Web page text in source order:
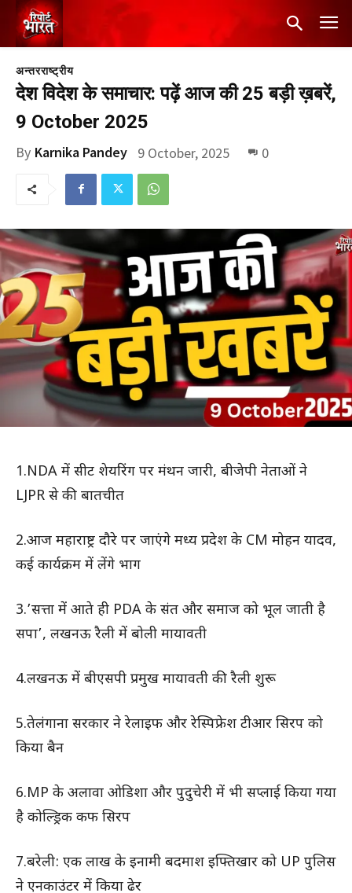
अन्तरराष्ट्रीय
देश विदेश के समाचार: पढ़ें आज की 25 बड़ी ख़बरें,
9 October 2025
By Karnika Pandey 9 October, 2025 0
1.NDA में सीट शेयरिंग पर मंथन जारी, बीजेपी नेताओं ने
LJPR से की बातचीत
2.आज महाराष्ट्र दौरे पर जाएंगे मध्य प्रदेश के CM मोहन यादव,
कई कार्यक्रम में लेंगे भाग
3.’सत्ता में आते ही PDA के संत और समाज को भूल जाती है
सपा’, लखनऊ रैली में बोली मायावती
4.लखनऊ में बीएसपी प्रमुख मायावती की रैली शुरू
5.तेलंगाना सरकार ने रेलाइफ और रेस्पिफ्रेश टीआर सिरप को
किया बैन
6.MP के अलावा ओडिशा और पुदुचेरी में भी सप्लाई किया गया
है कोल्ड्रिक कफ सिरप
7.बरेली: एक लाख के इनामी बदमाश इफ्तिखार को UP पुलिस
ने एनकाउंटर में किया ढेर